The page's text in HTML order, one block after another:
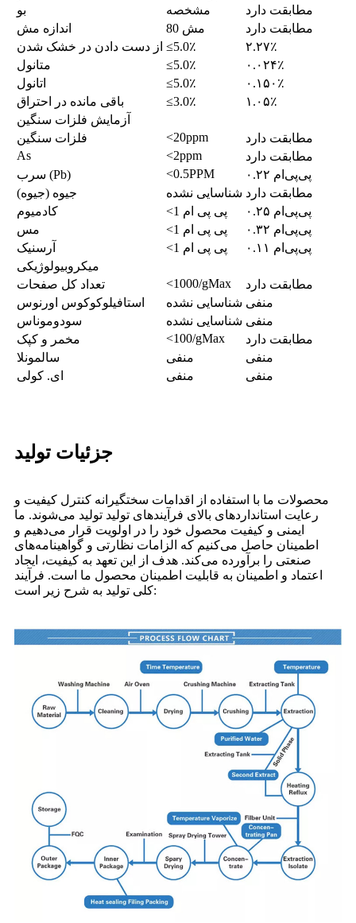
بو
مشخصه
مطابقت دارد
اندازه مش
80 مش
مطابقت دارد
از دست دادن در خشک شدن ≤5.0٪
۲.۲۷٪
متانول
≤5.0٪
۰.۰۲۴٪
اتانول
≤5.0٪
۰.۱۵۰٪
باقی مانده در احتراق
≤3.0٪
۱.۰۵٪
آزمایش فلزات سنگین
فلزات سنگین
<20ppm
مطابقت دارد
As
<2ppm
مطابقت دارد
سرب (Pb)
<0.5PPM
۰.۲۲ پی‌پی‌ام
جیوه (جیوه)
شناسایی نشده مطابقت دارد
کادمیوم
<1 پی پی ام
۰.۲۵ پی‌پی‌ام
مس
<1 پی پی ام
۰.۳۲ پی‌پی‌ام
آرسنیک
<1 پی پی ام
۰.۱۱ پی‌پی‌ام
میکروبیولوژیکی
تعداد کل صفحات
<1000/gMax
مطابقت دارد
استافیلوکوکوس اورنوس
شناسایی نشده منفی
سودوموناس
شناسایی نشده منفی
مخمر و کپک
<100/gMax
مطابقت دارد
سالمونلا
منفی
منفی
ای. کولی
منفی منفی
جزئیات تولید
محصولات ما با استفاده از اقدامات سختگیرانه کنترل کیفیت و
رعایت استانداردهای بالای فرآیندهای تولید تولید می‌شوند. ما
ایمنی و کیفیت محصول خود را در اولویت قرار می‌دهیم و
اطمینان حاصل می‌کنیم که الزامات نظارتی و گواهینامه‌های
صنعتی را برآورده می‌کند. هدف از این تعهد به کیفیت، ایجاد
اعتماد و اطمینان به قابلیت اطمینان محصول ما است. فرآیند
کلی تولید به شرح زیر است: